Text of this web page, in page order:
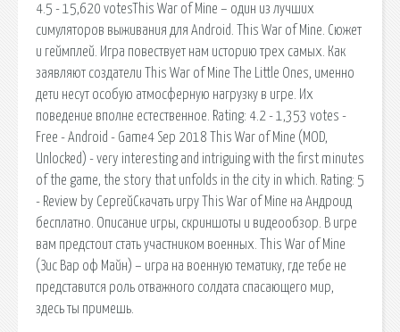
4.5 - 15,620 votesThis War of Mine – один из лучших
симуляторов выживания для Android. This War of Mine. Сюжет
и геймплей. Игра повествует нам историю трех самых. Как
заявляют создатели This War of Mine The Little Ones, именно
дети несут особую атмосферную нагрузку в игре. Их
поведение вполне естественное. Rating: 4.2 - 1,353 votes -
Free - Android - Game4 Sep 2018 This War of Mine (MOD,
Unlocked) - very interesting and intriguing with the first minutes
of the game, the story that unfolds in the city in which. Rating: 5
- Review by СергейСкачать игру This War of Mine на Андроид
бесплатно. Описание игры, скриншоты и видеообзор. В игре
вам предстоит стать участником военных. This War of Mine
(Зис Вар оф Майн) – игра на военную тематику, где тебе не
представится роль отважного солдата спасающего мир,
здесь ты примешь.